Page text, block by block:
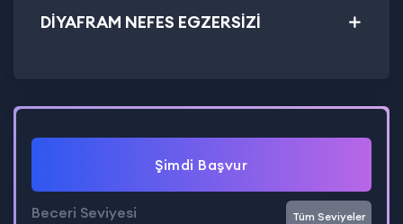
DİYAFRAM NEFES EGZERSİZİ
Şimdi Başvur
Beceri Seviyesi Tüm Seviyeler